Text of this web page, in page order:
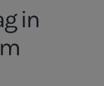
in